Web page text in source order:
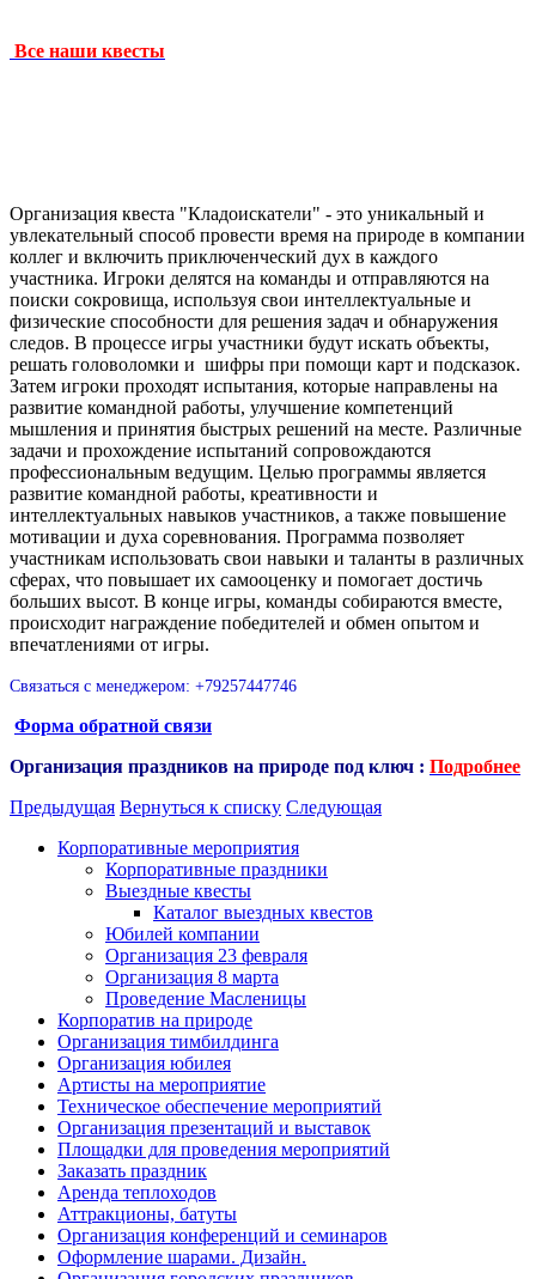
Все наши квесты
Организация квеста "Кладоискатели" - это уникальный и
увлекательный способ провести время на природе в компании
коллег и включить приключенческий дух в каждого
участника. Игроки делятся на команды и отправляются на
поиски сокровища, используя свои интеллектуальные и
физические способности для решения задач и обнаружения
следов. В процессе игры участники будут искать объекты,
решать головоломки и шифры при помощи карт и подсказок.
Затем игроки проходят испытания, которые направлены на
развитие командной работы, улучшение компетенций
мышления и принятия быстрых решений на месте. Различные
задачи и прохождение испытаний сопровождаются
профессиональным ведущим. Целью программы является
развитие командной работы, креативности и
интеллектуальных навыков участников, а также повышение
мотивации и духа соревнования. Программа позволяет
участникам использовать свои навыки и таланты в различных
сферах, что повышает их самооценку и помогает достичь
больших высот. В конце игры, команды собираются вместе,
происходит награждение победителей и обмен опытом и
впечатлениями от игры.
Связаться с менеджером: +79257447746
Форма обратной связи
Организация праздников на природе под ключ : Подробнее
Предыдущая Вернуться к списку Следующая
Корпоративные мероприятия
Корпоративные праздники
Выездные квесты
Каталог выездных квестов
Юбилей компании
Организация 23 февраля
Организация 8 марта
Проведение Масленицы
Корпоратив на природе
Организация тимбилдинга
Организация юбилея
Артисты на мероприятие
Техническое обеспечение мероприятий
Организация презентаций и выставок
Площадки для проведения мероприятий
Заказать праздник
Аренда теплоходов
Аттракционы, батуты
Организация конференций и семинаров
Оформление шарами. Дизайн.